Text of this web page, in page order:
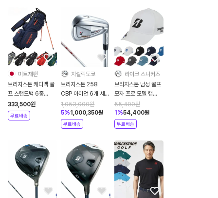
미트재팬
브리지스톤 캐디백 골
프 스탠드백 6종
2025년 CB2525
333,500원
무료배송
지셀렉도쿄
브리지스톤 258
CBP 아이언 6개 세트
NSPRO MODUS3
TOUR105 2025년
1,053,000원
5%1,000,350원
무료배송
라이크 스니커즈
브리지스톤 남성 골프
모자 프로 모델 캡
2024년 CPG24A
55,400원
1 %54,400원
무료배송